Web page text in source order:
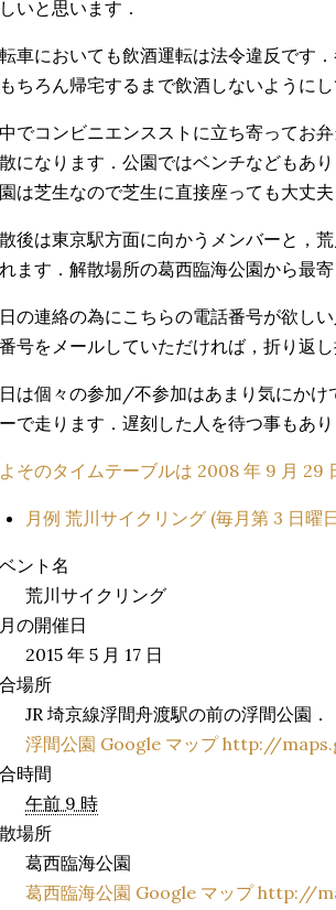
いと思います．
車においても飲酒運転は法令違反です
ちろん帰宅するまで飲酒しないようにし
でコンビニエンスストに立ち寄ってお
になります．公園ではベンチなどもあ
は芝生なので芝生に直接座っても大丈夫
後は東京駅方面に向かうメンバーと，
ます．解散場所の葛西臨海公園から最
の連絡の為にこちらの電話番号が欲し
号をメールしていただければ，折り返
は個々の参加/不参加はあまり気にか
で走ります．遅刻した人を待つ事もあり
そのタイムテーブルは 2008 年 9 月 29
月例 荒川サイクリング (毎月第 3 日
ント名
荒川サイクリング
の開催日
2015 年 5 月 17 日
場所
JR 埼京線浮間舟渡駅の前の浮間公園．
浮間公園 Google マップ http://
時間
午前 9 時
場所
葛西臨海公園
葛西臨海公園 Google マップ http://